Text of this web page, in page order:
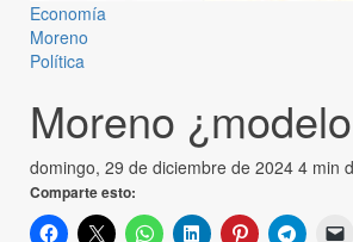
Economía
Moreno
Política
Moreno
domingo, 29 de diciembre de 2024 4 min
Comparte esto: